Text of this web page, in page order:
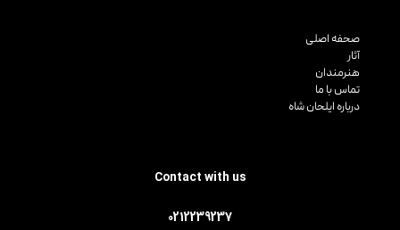
صحفه اصلی
آثار
هنرمندان
تماس با ما
درباره ایلحان شاه
Contact with us
0212239237